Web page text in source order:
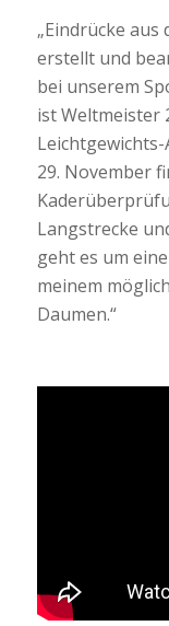
„Eindrücke
erstellt und
bei unserem
ist Weltmeister
29. November
Langstrecke
geht es um
meinem
Daumen.“